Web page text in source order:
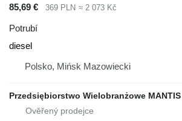
85,69 € 369 PLN ≈ 2 073 Kč
Potrubí
diesel
Polsko, Mińsk Mazowiecki
Przedsiębiorstwo Wielobranżowe MANTIS